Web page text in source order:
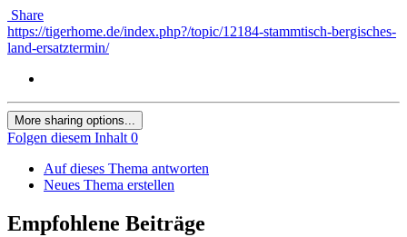
Share
https://tigerhome.de/index.php?/topic/12184-stammtisch-bergisches-
land-ersatztermin/
More sharing options...
Folgen diesem Inhalt 0
Auf dieses Thema antworten
Neues Thema erstellen
Empfohlene Beiträge